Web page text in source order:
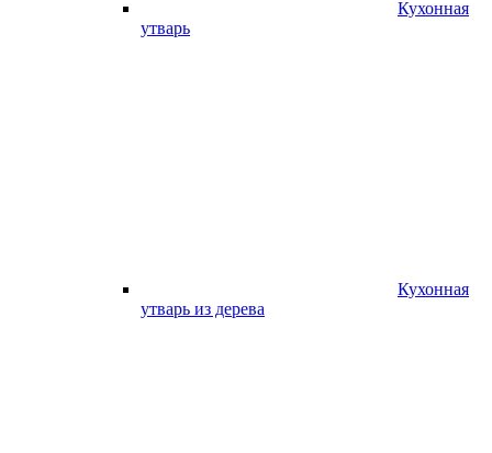
Кухонная
утварь
Кухонная
утварь из дерева